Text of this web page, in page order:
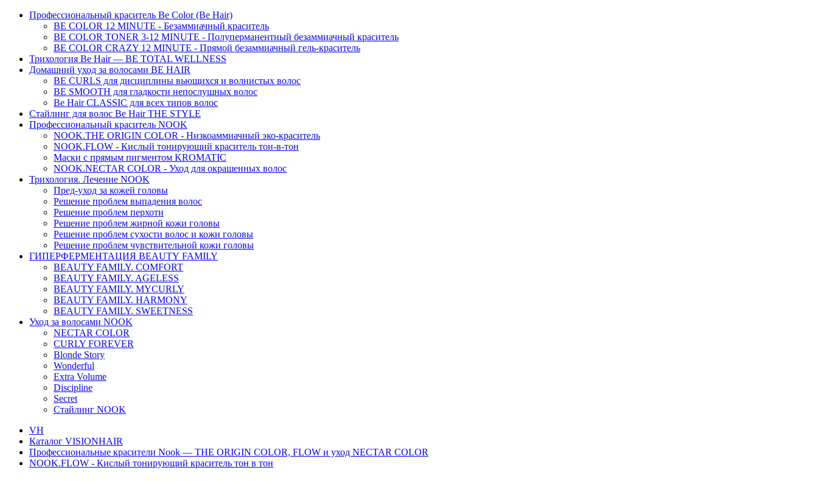
Профессиональный краситель Be Color (Be Hair)
BE COLOR 12 MINUTE - Безаммиачный краситель
BE COLOR TONER 3-12 MINUTE - Полуперманентный безаммиачный краситель
BE COLOR CRAZY 12 MINUTE - Прямой безаммиачный гель-краситель
Трихология Be Hair — BE TOTAL WELLNESS
Домашний уход за волосами BE HAIR
BE CURLS для дисциплины вьющихся и волнистых волос
BE SMOOTH для гладкости непослушных волос
Be Hair CLASSIC для всех типов волос
Стайлинг для волос Be Hair THE STYLE
Профессиональный краситель NOOK
NOOK.THE ORIGIN COLOR - Низкоаммиачный эко-краситель
NOOK.FLOW - Кислый тонирующий краситель тон-в-тон
Маски с прямым пигментом KROMATIC
NOOK.NECTAR COLOR - Уход для окрашенных волос
Трихология. Лечение NOOK
Пред-уход за кожей головы
Решение проблем выпадения волос
Решение проблем перхоти
Решение проблем жирной кожи головы
Решение проблем сухости волос и кожи головы
Решение проблем чувствительной кожи головы
ГИПЕРФЕРМЕНТАЦИЯ BEAUTY FAMILY
BEAUTY FAMILY. COMFORT
BEAUTY FAMILY. AGELESS
BEAUTY FAMILY. MYCURLY
BEAUTY FAMILY. HARMONY
BEAUTY FAMILY. SWEETNESS
Уход за волосами NOOK
NECTAR COLOR
CURLY FOREVER
Blonde Story
Wonderful
Extra Volume
Discipline
Secret
Стайлинг NOOK
VH
Каталог VISIONHAIR
Профессиональные красители Nook — THE ORIGIN COLOR, FLOW и уход NECTAR COLOR
NOOK.FLOW - Кислый тонирующий краситель тон в тон